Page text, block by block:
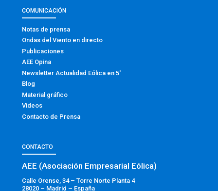
COMUNICACIÓN
Notas de prensa
Ondas del Viento en directo
Publicaciones
AEE Opina
Newsletter Actualidad Eólica en 5′
Blog
Material gráfico
Vídeos
Contacto de Prensa
CONTACTO
AEE (Asociación Empresarial Eólica)
Calle Orense, 34 – Torre Norte Planta 4
28020 – Madrid – España